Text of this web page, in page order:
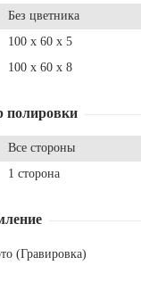
Без цветника
100 x 60 x 5
100 x 60 x 8
полировки
Все стороны
1 сторона
(Гравировка)